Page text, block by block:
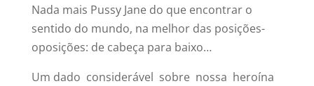
Nada mais Pussy Jane do que encontrar o
sentido do mundo, na melhor das posições-
oposições: de cabeça para baixo…
Um dado considerável sobre nossa heroína